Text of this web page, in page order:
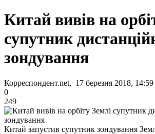
Китай вивів на
супутник
зондування
Корреспондент.net, 17 березня 2018, 14:59
0
249
Китай запустив супутник зондування